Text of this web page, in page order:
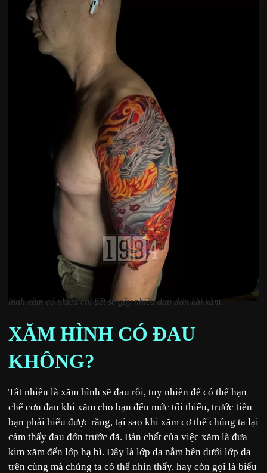
hình xăm có nhiều chi tiết sẽ gây nhiều đau đớn khi xăm.
XĂM HÌNH CÓ ĐAU
KHÔNG?
Tất nhiên là xăm hình sẽ đau rồi, tuy nhiên để có thể hạn
chế cơn đau khi xăm cho bạn đến mức tối thiểu, trước tiên
bạn phải hiểu được rằng, tại sao khi xăm cơ thể chúng ta lại
cảm thấy đau đớn trước đã. Bản chất của việc xăm là đưa
kim xăm đến lớp hạ bì. Đây là lớp da nằm bên dưới lớp da
trên cùng mà chúng ta có thể nhìn thấy, hay còn gọi là biểu